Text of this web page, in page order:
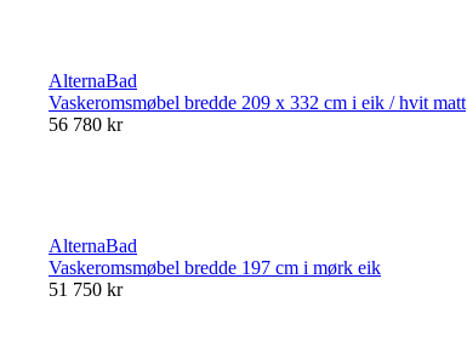
AlternaBad
Vaskeromsmøbel bredde 209 x 332 cm i eik / hvit matt
56 780 kr
AlternaBad
Vaskeromsmøbel bredde 197 cm i mørk eik
51 750 kr